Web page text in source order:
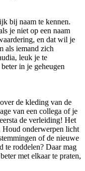
bij naam te kennen.
je niet op een naam
en dat wil je
als iemand zich
leuk je te
in je geheugen
de kleding van de
van een collega of je
de verleiding! Het
Houd onderwerpen licht
of de nieuwe
te roddelen? Daar mag
met elkaar te praten,